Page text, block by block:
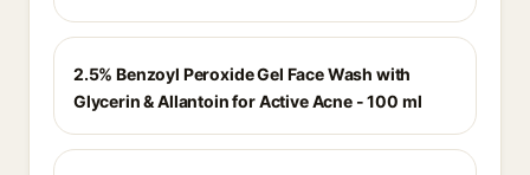
2.5% Benzoyl Peroxide Gel Face Wash with
Glycerin & Allantoin for Active Acne - 100 ml